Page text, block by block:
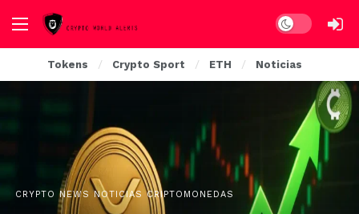
Dark mode
Tokens Crypto Sport ETH Noticias
CRYPTO NEWS NOTICIAS CRIPTOMONEDAS